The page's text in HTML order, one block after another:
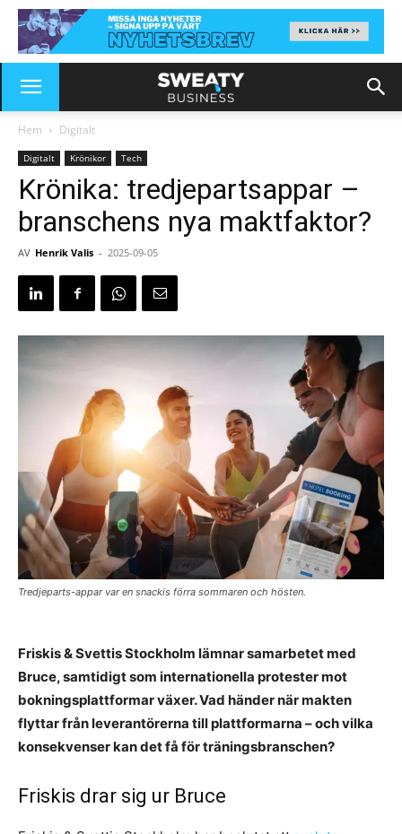
Hem Digitalt
Digitalt Krönikor Tech
Krönika: tredjepartsappar –
branschens nya maktfaktor?
AV Henrik Valis - 2025-09-05
Tredjeparts-appar var en snackis förra sommaren och hösten.
Friskis & Svettis Stockholm lämnar samarbetet med
Bruce, samtidigt som internationella protester mot
bokningsplattformar växer. Vad händer när makten
flyttar från leverantörerna till plattformarna – och vilka
konsekvenser kan det få för träningsbranschen?
Friskis drar sig ur Bruce